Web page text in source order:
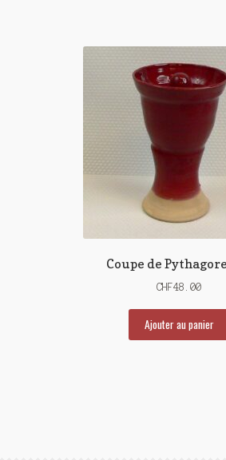
Coupe de
CHF48.00
Ajouter au panier